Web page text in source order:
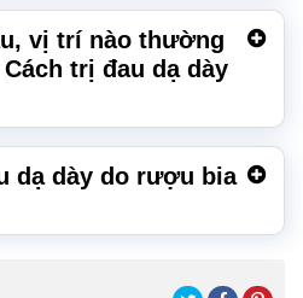
vị trí nào thường
trị đau dạ dày
dạ dày do rượu bia